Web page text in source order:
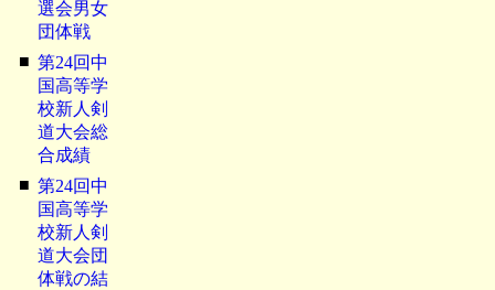
選会男女
団体戦
■ 第24回中
国高等学
校新人剣
道大会総
合成績
■ 第24回中
国高等学
校新人剣
道大会団
体戦の結